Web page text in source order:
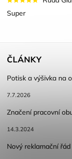
Super
ČLÁNKY
Potisk a výšivka na
7.7.2026
Značení pracovní
14.3.2024
Nový reklamační